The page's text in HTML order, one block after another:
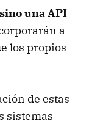
una API
a
los propios
de estas
sistemas